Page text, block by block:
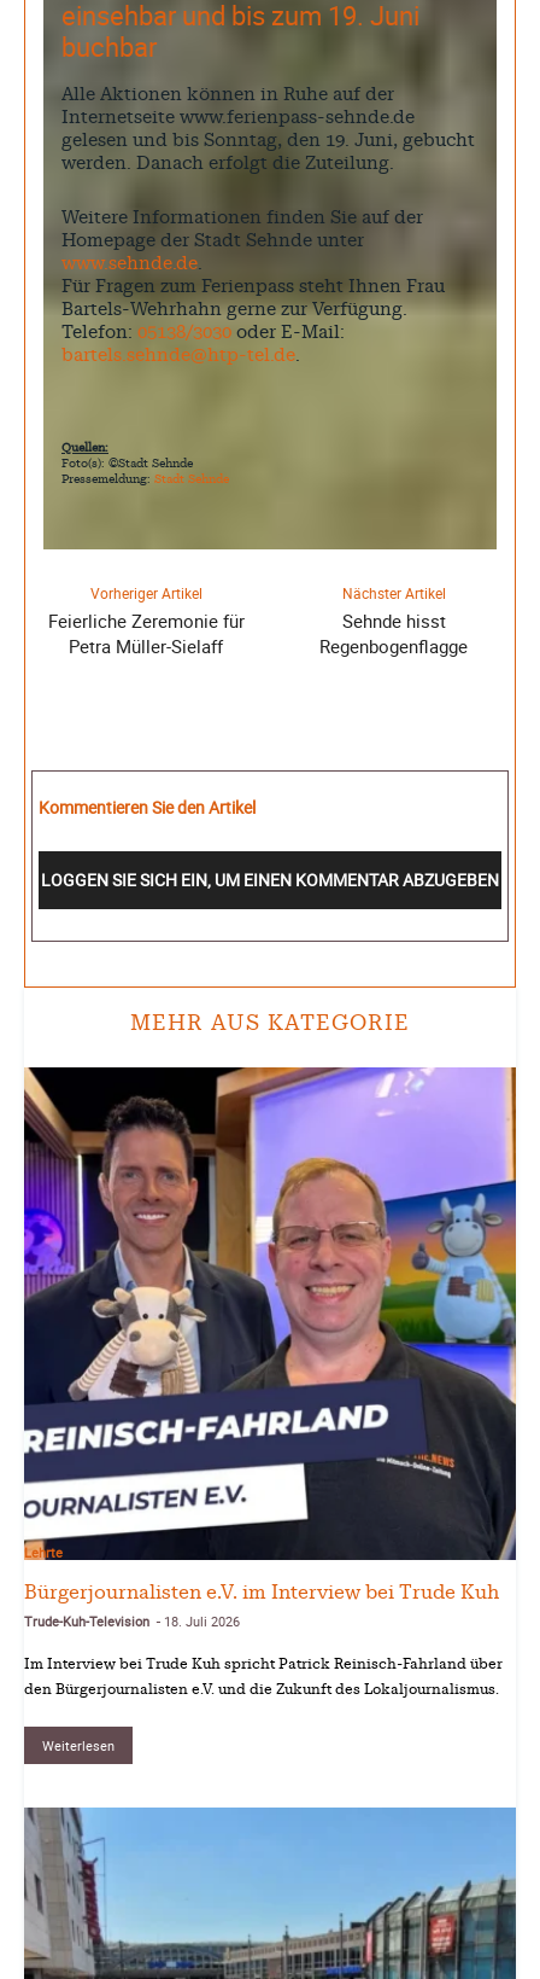
MEHR AUS KATEGORIE
Lehrte
Bürgerjournalisten e.V. im Interview bei Trude Kuh
Trude-Kuh-Television - 18. Juli 2026
Im Interview bei Trude Kuh spricht Patrick Reinisch-Fahrland über
den Bürgerjournalisten e.V. und die Zukunft des Lokaljournalismus.
Weiterlesen
einsehbar und bis zum 19. Juni
buchbar
Alle Aktionen können in Ruhe auf der
Internetseite www.ferienpass-sehnde.de
gelesen und bis Sonntag, den 19. Juni, gebucht
werden. Danach erfolgt die Zuteilung.
Weitere Informationen finden Sie auf der
Homepage der Stadt Sehnde unter
www.sehnde.de.
Für Fragen zum Ferienpass steht Ihnen Frau
Bartels-Wehrhahn gerne zur Verfügung.
Telefon: 05138/3030 oder E-Mail:
bartels.sehnde@htp-tel.de.
Quellen:
Foto(s): ©Stadt Sehnde
Pressemeldung: Stadt Sehnde
Vorheriger Artikel
Feierliche Zeremonie für
Petra Müller-Sielaff
Nächster Artikel
Sehnde hisst
Regenbogenflagge
Kommentieren Sie den Artikel
LOGGEN SIE SICH EIN, UM EINEN KOMMENTAR ABZUGEBEN